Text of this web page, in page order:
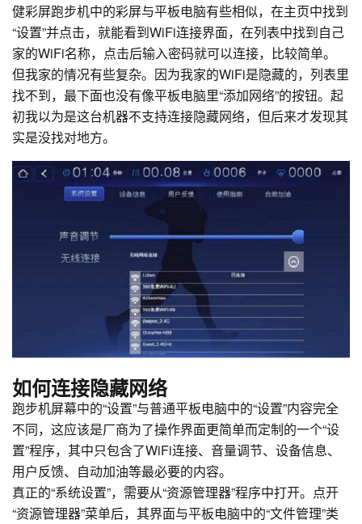
健彩屏跑步机中的彩屏与平板电脑有些相似，在主页中找到
“设置”并点击，就能看到WiFi连接界面，在列表中找到自己
家的WiFi名称，点击后输入密码就可以连接，比较简单。
但我家的情况有些复杂。因为我家的WiFi是隐藏的，列表里
找不到，最下面也没有像平板电脑里“添加网络”的按钮。起
初我以为是这台机器不支持连接隐藏网络，但后来才发现其
实是没找对地方。
如何连接隐藏网络
跑步机屏幕中的“设置”与普通平板电脑中的“设置”内容完全
不同，这应该是厂商为了操作界面更简单而定制的一个“设
置”程序，其中只包含了WiFi连接、音量调节、设备信息、
用户反馈、自动加油等最必要的内容。
真正的“系统设置”，需要从“资源管理器”程序中打开。点开
“资源管理器”菜单后，其界面与平板电脑中的“文件管理”类